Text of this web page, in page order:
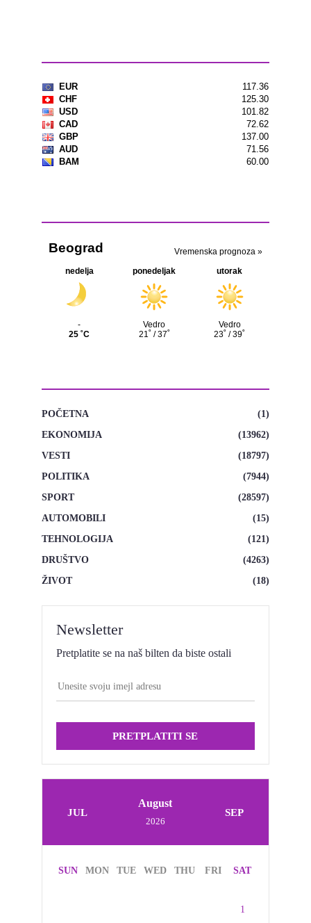
POČETNA
(1)
EKONOMIJA
(13962)
VESTI
(18797)
POLITIKA
(7944)
SPORT
(28597)
AUTOMOBILI
(15)
TEHNOLOGIJA
(121)
DRUŠTVO
(4263)
ŽIVOT
(18)
Newsletter
Pretplatite se na naš bilten da biste ostali
PRETPLATITI SE
JUL
August
2026
SEP
SUN MON TUE WED THU FRI SAT
1